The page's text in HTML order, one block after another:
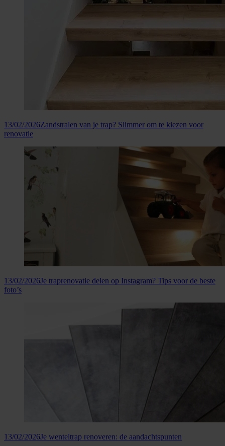
13/02/2026Zandstralen van je trap? Slimmer om te kiezen voor
renovatie
13/02/2026Je traprenovatie delen op Instagram? Tips voor de beste
foto’s
13/02/2026Je wenteltrap renoveren: de aandachtspunten